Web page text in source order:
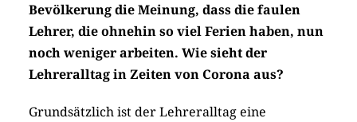
Bevölkerung die Meinung, dass die faulen
Lehrer, die ohnehin so viel Ferien haben, nun
noch weniger arbeiten. Wie sieht der
Lehreralltag in Zeiten von Corona aus?
Grundsätzlich ist der Lehreralltag eine